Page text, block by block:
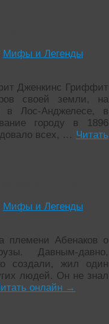
Мифы и Легенды
Дженкинс Гриффит
своей земли, на
в Лос-Анджелесе, в
городу в 1896
всех, … Читать
Мифы и Легенды
племени Абенаков о
Давным-давно,
создали, жил один
людей. Он не знал
онлайн →